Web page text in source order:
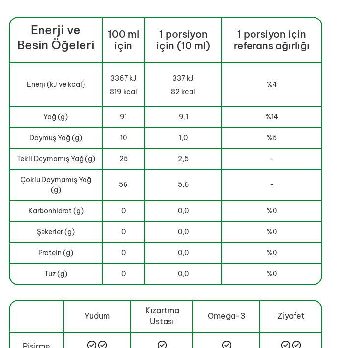
Enerji ve
Besin Öğeleri
100 ml
için
1 porsiyon
için (10 ml)
1 porsiyon için
referans ağırlığı
Enerji (kJ ve kcal)
3367 kJ
819 kcal
337 kJ
82 kcal
%4
Yağ (g) 91 9,1 %14
Doymuş Yağ (g) 10 1,0 %5
Tekli Doymamış Yağ (g) 25 2,5 -
Çoklu Doymamış Yağ
(g)
56 5,6 -
Karbonhidrat (g) 0 0,0 %0
Şekerler (g) 0 0,0 %0
Protein (g) 0 0,0 %0
Tuz (g) 0 0,0 %0
Yudum
Kızartma
Ustası
Omega-3 Ziyafet
Pişirme